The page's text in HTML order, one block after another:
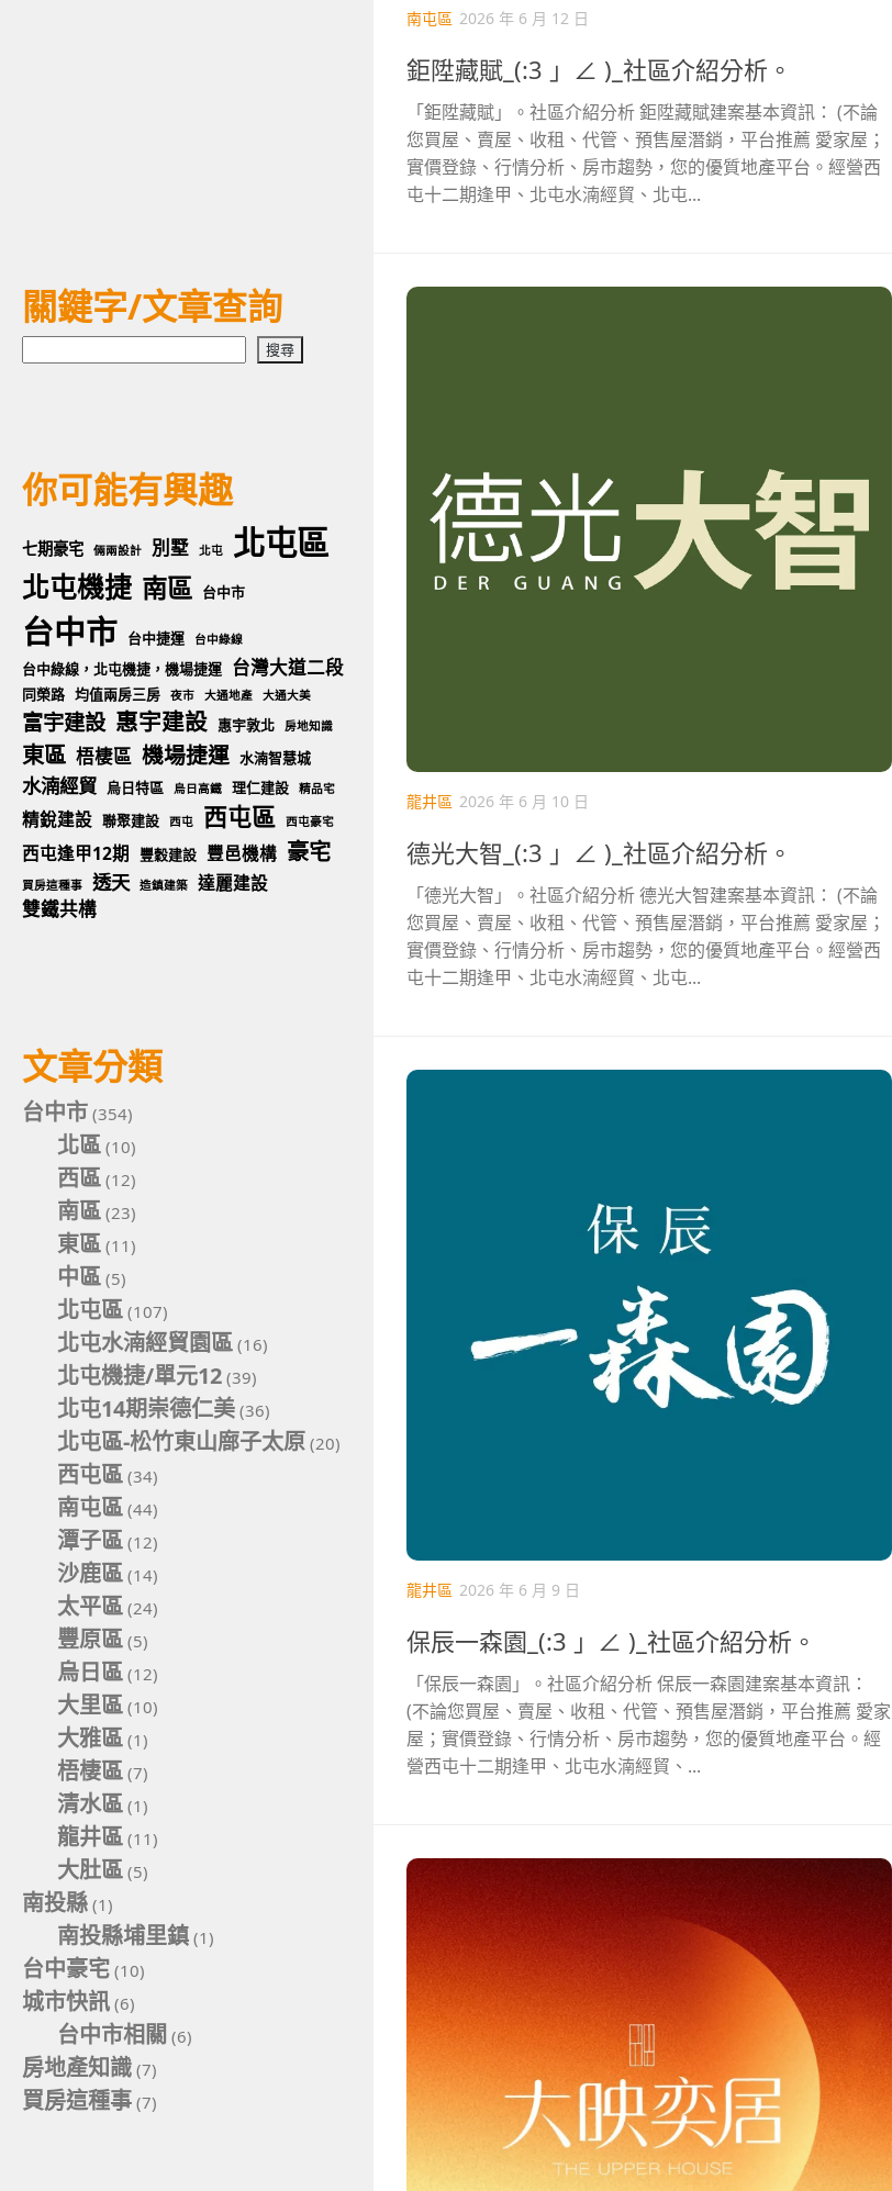
南屯區 2026 年 6 月 12 日
鉅陞藏賦_(:3 」∠ )_社區介紹分析。
「鉅陞藏賦」。社區介紹分析 鉅陞藏賦建案基本資訊： (不論
您買屋、賣屋、收租、代管、預售屋潛銷，平台推薦 愛家屋；
實價登錄、行情分析、房市趨勢，您的優質地產平台。經營西
屯十二期逢甲、北屯水湳經貿、北屯...
龍井區 2026 年 6 月 10 日
德光大智_(:3 」∠ )_社區介紹分析。
「德光大智」。社區介紹分析 德光大智建案基本資訊： (不論
您買屋、賣屋、收租、代管、預售屋潛銷，平台推薦 愛家屋；
實價登錄、行情分析、房市趨勢，您的優質地產平台。經營西
屯十二期逢甲、北屯水湳經貿、北屯...
龍井區 2026 年 6 月 9 日
保辰一森園_(:3 」∠ )_社區介紹分析。
「保辰一森園」。社區介紹分析 保辰一森園建案基本資訊：
(不論您買屋、賣屋、收租、代管、預售屋潛銷，平台推薦 愛家
屋；實價登錄、行情分析、房市趨勢，您的優質地產平台。經
營西屯十二期逢甲、北屯水湳經貿、...
關鍵字/文章查詢
尋
搜尋
你可能有興趣
七期豪宅 倆兩設計 別墅 北屯 北屯區
北屯機捷 南區 台中市
台中市 台中捷運 台中綠線
台中綠線，北屯機捷，機場捷運 台灣大道二段
同榮路 均值兩房三房 夜市 大通地產 大通大美
富宇建設 惠宇建設 惠宇敦北 房地知識
東區 梧棲區 機場捷運 水湳智慧城
水湳經貿 烏日特區 烏日高鐵 理仁建設 精品宅
精銳建設 聯聚建設 西屯 西屯區 西屯豪宅
西屯逢甲12期 豐穀建設 豐邑機構 豪宅
買房這種事 透天 造鎮建築 達麗建設
雙鐵共構
文章分類
台中市 (354)
北區 (10)
西區 (12)
南區 (23)
東區 (11)
中區 (5)
北屯區 (107)
北屯水湳經貿園區 (16)
北屯機捷/單元12 (39)
北屯14期崇德仁美 (36)
北屯區-松竹東山廍子太原 (20)
西屯區 (34)
南屯區 (44)
潭子區 (12)
沙鹿區 (14)
太平區 (24)
豐原區 (5)
烏日區 (12)
大里區 (10)
大雅區 (1)
梧棲區 (7)
清水區 (1)
龍井區 (11)
大肚區 (5)
南投縣 (1)
南投縣埔里鎮 (1)
台中豪宅 (10)
城市快訊 (6)
台中市相關 (6)
房地產知識 (7)
買房這種事 (7)